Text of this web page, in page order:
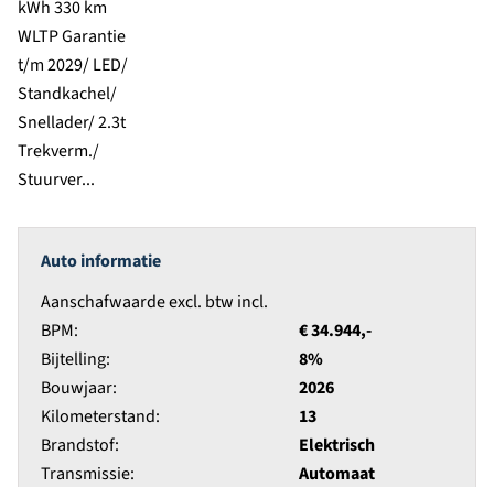
Auto informatie
Aanschafwaarde excl. btw incl.
BPM:
€ 34.944,-
Bijtelling:
8%
Bouwjaar:
2026
Kilometerstand:
13
Brandstof:
Elektrisch
Transmissie:
Automaat